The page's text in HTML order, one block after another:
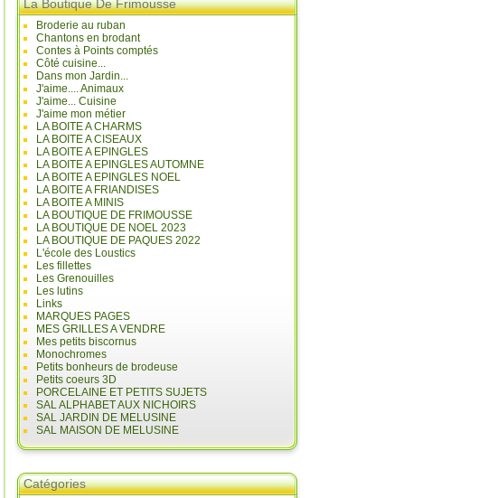
La Boutique De Frimousse
Broderie au ruban
Chantons en brodant
Contes à Points comptés
Côté cuisine...
Dans mon Jardin...
J'aime.... Animaux
J'aime... Cuisine
J'aime mon métier
LA BOITE A CHARMS
LA BOITE A CISEAUX
LA BOITE A EPINGLES
LA BOITE A EPINGLES AUTOMNE
LA BOITE A EPINGLES NOEL
LA BOITE A FRIANDISES
LA BOITE A MINIS
LA BOUTIQUE DE FRIMOUSSE
LA BOUTIQUE DE NOEL 2023
LA BOUTIQUE DE PAQUES 2022
L'école des Loustics
Les fillettes
Les Grenouilles
Les lutins
Links
MARQUES PAGES
MES GRILLES A VENDRE
Mes petits biscornus
Monochromes
Petits bonheurs de brodeuse
Petits coeurs 3D
PORCELAINE ET PETITS SUJETS
SAL ALPHABET AUX NICHOIRS
SAL JARDIN DE MELUSINE
SAL MAISON DE MELUSINE
Catégories